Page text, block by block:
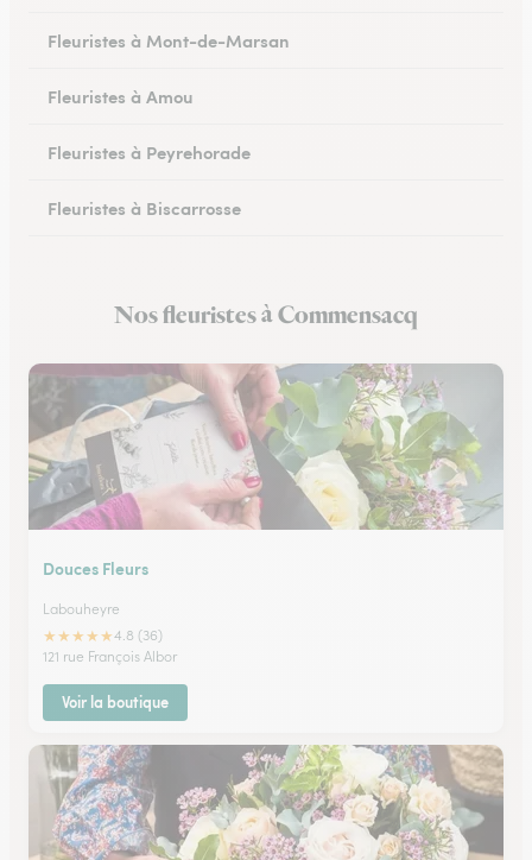
Fleuristes à Mont-de-Marsan
Fleuristes à Amou
Fleuristes à Peyrehorade
Fleuristes à Biscarrosse
Fleuristes à Mugron
Nos fleuristes à Commensacq
Douces Fleurs
Labouheyre
★★★★★4.8 (36)
121 rue François Albor
Voir la boutique